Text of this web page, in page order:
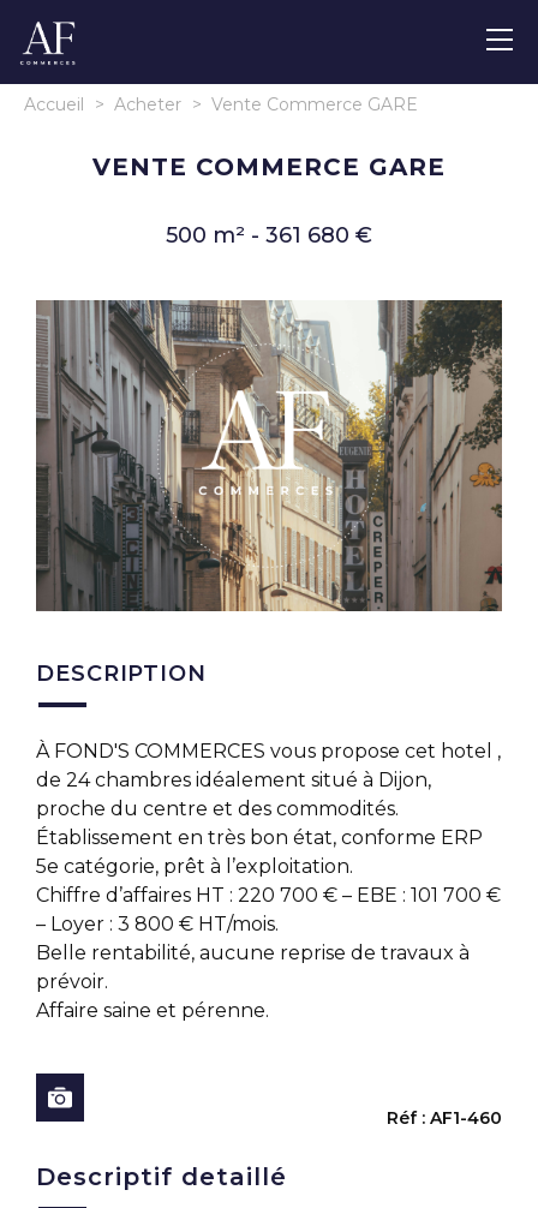
Accueil > Acheter > Vente Commerce GARE
VENTE COMMERCE GARE
500 m² - 361 680 €
DESCRIPTION
À FOND'S COMMERCES vous propose cet hotel ,
de 24 chambres idéalement situé à Dijon,
proche du centre et des commodités.
Établissement en très bon état, conforme ERP
5e catégorie, prêt à l’exploitation.
Chiffre d’affaires HT : 220 700 € – EBE : 101 700 €
– Loyer : 3 800 € HT/mois.
Belle rentabilité, aucune reprise de travaux à
prévoir.
Affaire saine et pérenne.
Réf : AF1-460
Descriptif detaillé